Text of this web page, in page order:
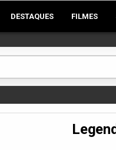
DESTAQUES FILMES